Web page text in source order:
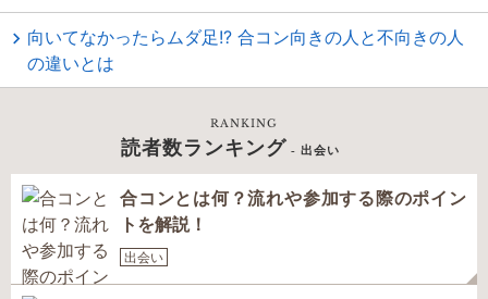
向いてなかったらムダ足!? 合コン向きの人と不向きの人
の違いとは
RANKING
読者数ランキング - 出会い
合コンとは何？流れや参加する際のポイン
トを解説！
出会い